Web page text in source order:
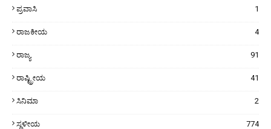
ಪ್ರವಾಸಿ 1
ರಾಜಕೀಯ 4
ರಾಜ್ಯ 91
ರಾಷ್ಟ್ರೀಯ 41
ಸಿನಿಮಾ 2
ಸ್ಥಳೀಯ 774